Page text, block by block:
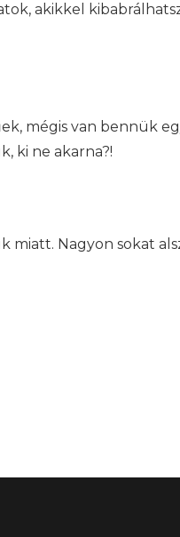
akikkel
mégis van bennük
ki ne akarna?!
Nagyon sokat